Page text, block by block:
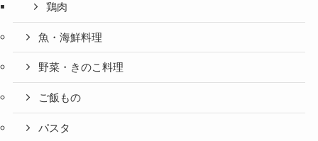
鶏肉
魚・海鮮料理
野菜・きのこ料理
ご飯もの
パスタ